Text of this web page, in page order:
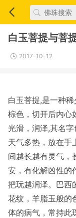
白玉菩提与菩
2017-10-12
白玉菩提,是一种
棕色，切开后内心
光滑，润泽,其名
天气多热，放在手
间越长越有灵气，
安，有化解凶性的
把玩越润泽。巴西
花纹，羊脂玉般的
体的病气，常持此